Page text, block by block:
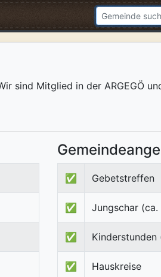
sind Mitglied in der ARGEGÖ
✅ Gebetstreffen
✅ Jungschar (ca.
✅ Kinderstunden
✅ Hauskreise